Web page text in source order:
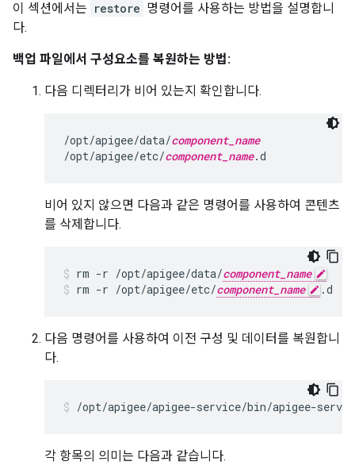
이 섹션에서는 restore 명령어를 사용하는 방법을 설명합니
다.
백업 파일에서 구성요소를 복원하는 방법:
다음 디렉터리가 비어 있는지 확인합니다.
/opt/apigee/data/component_name
/opt/apigee/etc/component_name.d
비어 있지 않으면 다음과 같은 명령어를 사용하여 콘텐츠
를 삭제합니다.
rm -r /opt/apigee/data/component_name
rm -r /opt/apigee/etc/component_name .d
다음 명령어를 사용하여 이전 구성 및 데이터를 복원합니
다.
/opt/apigee/apigee-service/bin/apigee-
각 항목의 의미는 다음과 같습니다.